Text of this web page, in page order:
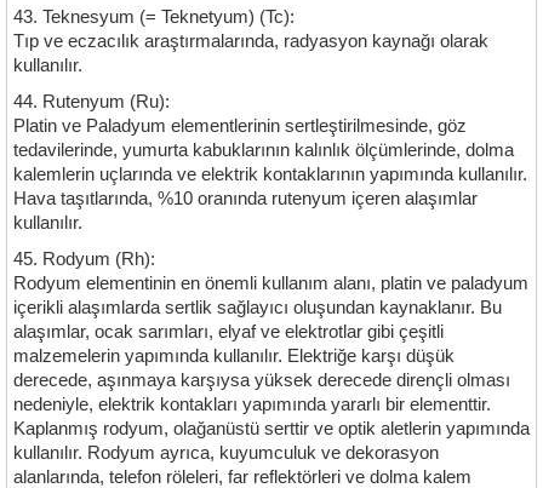
43. Teknesyum (= Teknetyum) (Tc):
Tıp ve eczacılık araştırmalarında, radyasyon kaynağı olarak
kullanılır.
44. Rutenyum (Ru):
Platin ve Paladyum elementlerinin sertleştirilmesinde, göz
tedavilerinde, yumurta kabuklarının kalınlık ölçümlerinde, dolma
kalemlerin uçlarında ve elektrik kontaklarının yapımında kullanılır.
Hava taşıtlarında, %10 oranında rutenyum içeren alaşımlar
kullanılır.
45. Rodyum (Rh):
Rodyum elementinin en önemli kullanım alanı, platin ve paladyum
içerikli alaşımlarda sertlik sağlayıcı oluşundan kaynaklanır. Bu
alaşımlar, ocak sarımları, elyaf ve elektrotlar gibi çeşitli
malzemelerin yapımında kullanılır. Elektriğe karşı düşük
derecede, aşınmaya karşıysa yüksek derecede dirençli olması
nedeniyle, elektrik kontakları yapımında yararlı bir elementtir.
Kaplanmış rodyum, olağanüstü serttir ve optik aletlerin yapımında
kullanılır. Rodyum ayrıca, kuyumculuk ve dekorasyon
alanlarında, telefon röleleri, far reflektörleri ve dolma kalem